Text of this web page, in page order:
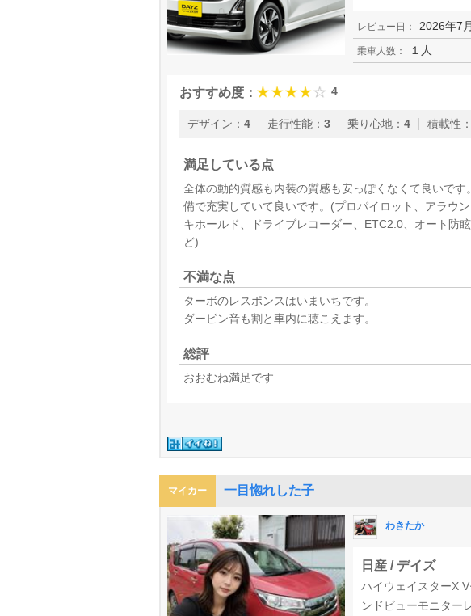
レビュー日： 2026年7
乗車人数： １人
おすすめ度： 4
デザイン ： 4 走行性能 ： 3 乗り心地 ： 4 積載性 ：
満足している点
全体の動的質感も内装の質感も安っぽくなくて良いで
備で充実していて良いです。(プロパイロット、アラウ
キホールド、ドライブレコーダー、ETC2.0、オート防
ど)
不満な点
ターボのレスポンスはいまいちです。
ダービン音も割と車内に聴こえます。
総評
おおむね満足です
マイカー 一目惚れした子
わきたか
日産 / デイズ
ハイウェイスターX
ンドビューモニター